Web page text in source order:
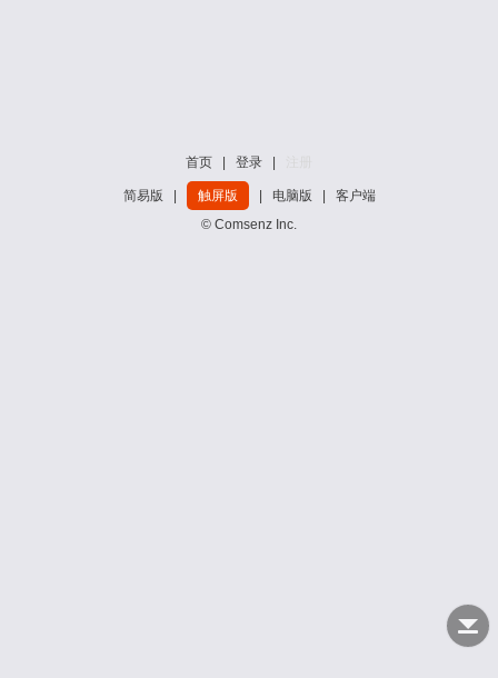
首页 登录
简易版 触屏版 电脑版
客户端
© Comsenz Inc.